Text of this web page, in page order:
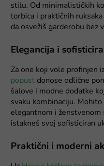
stilu. Od minimalističkih
torbica i praktičnih
da osvežiš garderobu bez
Elegancija i
Za one koji vole profinjen
popust donose odlične
šalove i modne dodatke
svaku kombinaciju.
elegantnom i ženstvenom
istakneš svoj sofisticiran
Praktični i moderni